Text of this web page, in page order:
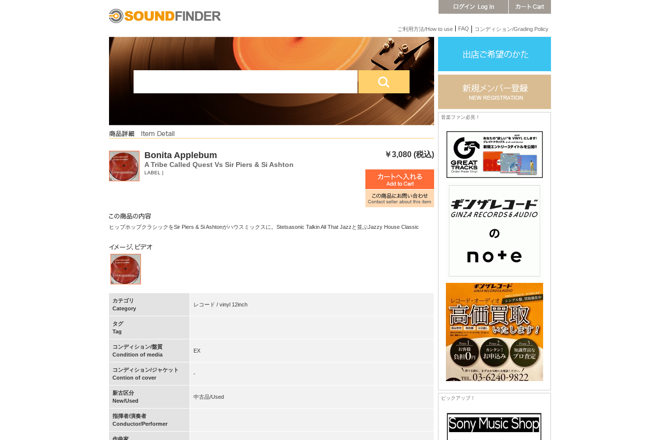
ご利用方法/How to use FAQ コンディション/Grading Policy
Bonita Applebum ￥3,080 (税込)
A Tribe Called Quest Vs Sir Piers & Si Ashton
LABEL |
ヒップホップクラシックをSir Piers & Si Ashtonがハウスミックスに。Stetsasonic Talkin All That Jazzと並ぶJazzy House Classic
カテゴリ
Category
レコード / vinyl 12inch
タグ
Tag
コンディション/盤質
Condition of media
EX
コンディション/ジャケット
Contion of cover
-
新古区分
New/Used
中古品/Used
指揮者/演奏者
Conductor/Performer
音楽ファン必見！
ピックアップ！